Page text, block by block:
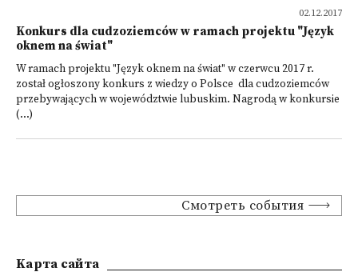
02.12.2017
Konkurs dla cudzoziemców w ramach projektu "Język
oknem na świat"
W ramach projektu "Język oknem na świat" w czerwcu 2017 r.
został ogłoszony konkurs z wiedzy o Polsce dla cudzoziemców
przebywających w województwie lubuskim. Nagrodą w konkursie
(...)
Смотреть события
Kарта сайта